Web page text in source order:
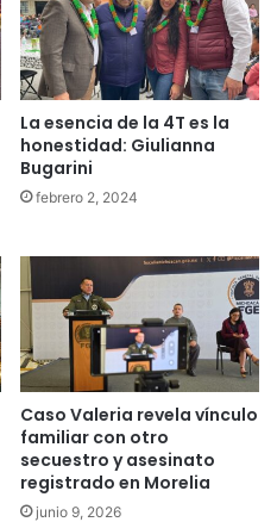
La esencia de la 4T es la
honestidad: Giulianna
Bugarini
febrero 2, 2024
Caso Valeria revela vínculo
familiar con otro
secuestro y asesinato
registrado en Morelia
junio 9, 2026